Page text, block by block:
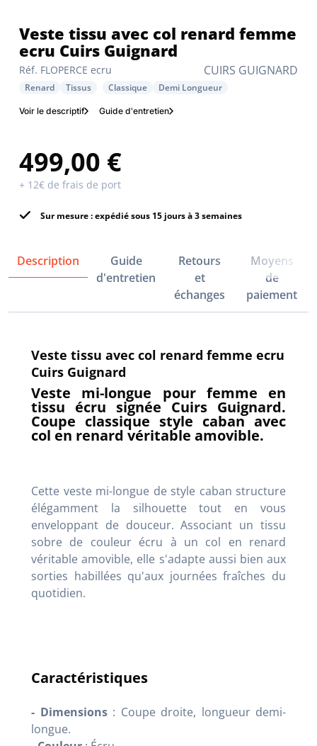
CUIRS GUIGNARD
Réf. FLOPERCE ecru
Veste tissu avec col renard femme
ecru Cuirs Guignard
Renard Tissus Classique Demi Longueur
Voir le descriptif Guide d'entretien
499,00 €
+ 12€ de frais de port
Sur mesure : expédié sous 15 jours à 3 semaines
Description
Guide
d'entretien
Retours
et
échanges
Moyens
de
paiement
Veste tissu avec col renard femme ecru
Cuirs Guignard
Veste mi-longue pour femme en
tissu écru signée Cuirs Guignard.
Coupe classique style caban avec
col en renard véritable amovible.
Cette veste mi-longue de style caban structure
élégamment la silhouette tout en vous
enveloppant de douceur. Associant un tissu
sobre de couleur écru à un col en renard
véritable amovible, elle s'adapte aussi bien aux
sorties habillées qu'aux journées fraîches du
quotidien.
Caractéristiques
- Dimensions: Coupe droite, longueur demi-
longue.